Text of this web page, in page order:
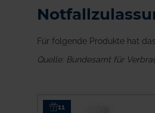
Für folgende Produkte hat
Quelle: Bundesamt für
11